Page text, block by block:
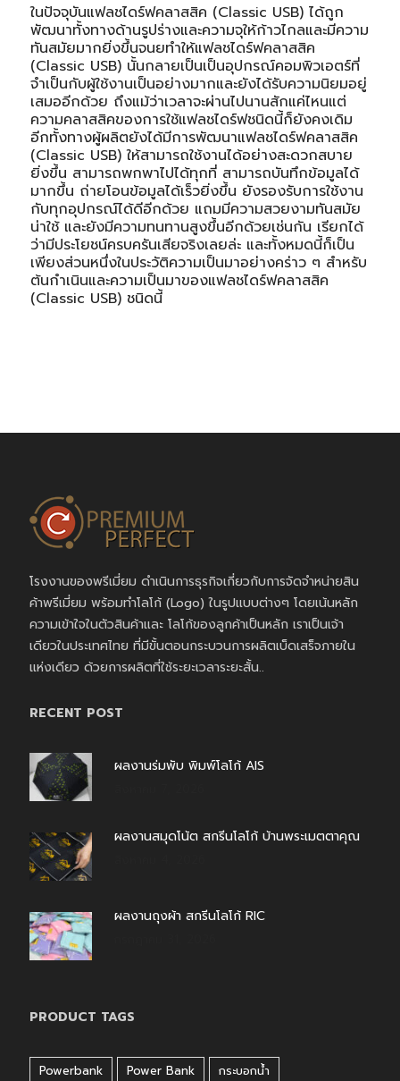
ในปัจจุบันแฟลชไดร์ฟคลาสสิค (Classic USB) ได้ถูก
พัฒนาทั้งทางด้านรูปร่างและความจุให้ก้าวไกลและมีความ
ทันสมัยมากยิ่งขึ้นจนยทำให้แฟลชไดร์ฟคลาสสิค
(Classic USB) นั้นกลายเป็นเป็นอุปกรณ์คอมพิวเอตร์ที่
จำเป็นกับผู้ใช้งานเป็นอย่างมากและยังได้รับความนิยมอยู่
เสมออีกด้วย ถึงแม้ว่าเวลาจะผ่านไปนานสักแค่ไหนแต่
ความคลาสสิคของการใช้แฟลชไดร์ฟชนิดนี้ก็ยังคงเดิม
อีกทั้งทางผู้ผลิตยังได้มีการพัฒนาแฟลชไดร์ฟคลาสสิค
(Classic USB) ให้สามารถใช้งานได้อย่างสะดวกสบาย
ยิ่งขึ้น สามารถพกพาไปได้ทุกที่ สามารถบันทึกข้อมูลได้
มากขึ้น ถ่ายโอนข้อมูลได้เร็วยิ่งขึ้น ยังรองรับการใช้งาน
กับทุกอุปกรณ์ได้ดีอีกด้วย แถมมีความสวยงามทันสมัย
น่าใช้ และยังมีความทนทานสูงขึ้นอีกด้วยเช่นกัน เรียกได้
ว่ามีประโยชน์ครบครันเสียจริงเลยล่ะ และทั้งหมดนี้ก็เป็น
เพียงส่วนหนึ่งในประวัติความเป็นมาอย่างคร่าว ๆ สำหรับ
ต้นกำเนินและความเป็นมาของแฟลชไดร์ฟคลาสสิค
(Classic USB) ชนิดนี้
โรงงานของพรีเมี่ยม ดำเนินการธุรกิจเกี่ยวกับการจัดจำหน่ายสิน
ค้าพรีเมี่ยม พร้อมทำโลโก้ (Logo) ในรูปแบบต่างๆ โดยเน้นหลัก
ความเข้าใจในตัวสินค้าและ โลโก้ของลูกค้าเป็นหลัก เราเป็นเจ้า
เดียวในประเทศไทย ที่มีขั้นตอนกระบวนการผลิตเบ็ดเสร็จภายใน
แห่งเดียว ด้วยการผลิตที่ใช้ระยะเวลาระยะสั้น..
RECENT POST
ผลงานร่มพับ พิมพ์โลโก้ AIS
ผลงานสมุดโน้ต สกรีนโลโก้ บ้านพระเมตตาคุณ
ผลงานถุงผ้า สกรีนโลโก้ RIC
PRODUCT TAGS
Powerbank Power Bank
กระบอกน้ำ